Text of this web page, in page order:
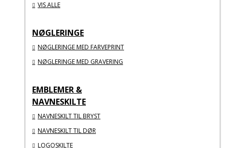
VIS ALLE
NØGLERINGE
NØGLERINGE MED FARVEPRINT
NØGLERINGE MED GRAVERING
EMBLEMER &
NAVNESKILTE
NAVNESKILT TIL BRYST
NAVNESKILT TIL DØR
LOGOSKILTE